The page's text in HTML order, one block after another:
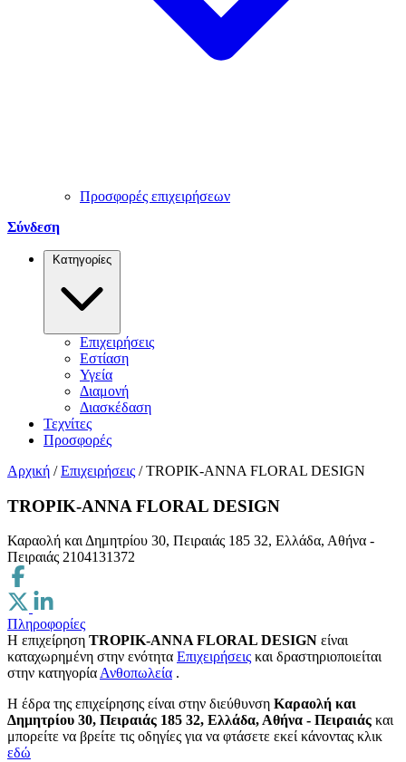
Προσφορές επιχειρήσεων
Σύνδεση
Κατηγορίες
Επιχειρήσεις
Εστίαση
Υγεία
Διαμονή
Διασκέδαση
Τεχνίτες
Προσφορές
Αρχική / Επιχειρήσεις / TROPIK-ANNA FLORAL DESIGN
TROPIK-ANNA FLORAL DESIGN
Καραολή και Δημητρίου 30, Πειραιάς 185 32, Ελλάδα, Αθήνα -
Πειραιάς 2104131372
Πληροφορίες
Η επιχείρηση TROPIK-ANNA FLORAL DESIGN είναι
καταχωρημένη στην ενότητα Επιχειρήσεις και δραστηριοποιείται
στην κατηγορίαΑνθοπωλεία .
H έδρα της επιχείρησης είναι στην διεύθυνση Καραολή και
Δημητρίου 30, Πειραιάς 185 32, Ελλάδα, Αθήνα - Πειραιάς και
μπορείτε να βρείτε τις οδηγίες για να φτάσετε εκεί κάνοντας κλικ
εδώ